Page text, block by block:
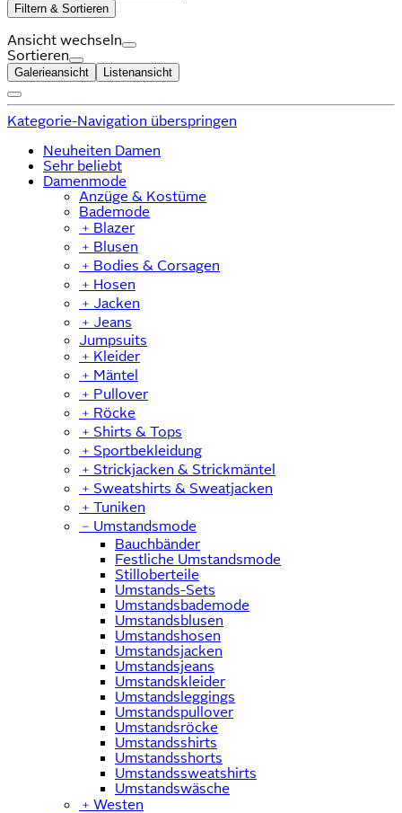
Filtern & Sortieren
Ansicht wechseln
Sortieren
Galerieansicht Listenansicht
Kategorie-Navigation überspringen
Neuheiten Damen
Sehr beliebt
Damenmode
Anzüge & Kostüme
Bademode
﹢ Blazer
﹢ Blusen
﹢ Bodies & Corsagen
﹢ Hosen
﹢ Jacken
﹢ Jeans
Jumpsuits
﹢ Kleider
﹢ Mäntel
﹢ Pullover
﹢ Röcke
﹢ Shirts & Tops
﹢ Sportbekleidung
﹢ Strickjacken & Strickmäntel
﹢ Sweatshirts & Sweatjacken
﹢ Tuniken
﹣ Umstandsmode
Bauchbänder
Festliche Umstandsmode
Stilloberteile
Umstands-Sets
Umstandsbademode
Umstandsblusen
Umstandshosen
Umstandsjacken
Umstandsjeans
Umstandskleider
Umstandsleggings
Umstandspullover
Umstandsröcke
Umstandsshirts
Umstandsshorts
Umstandssweatshirts
Umstandswäsche
﹢ Westen